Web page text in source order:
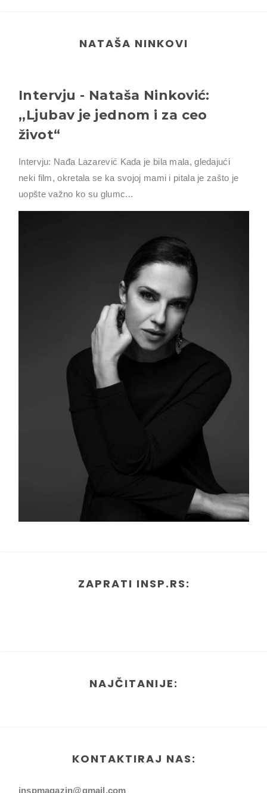
NATAŠA NINKOVI
Intervju - Nataša Ninković:
,,Ljubav je jednom i za ceo
život“
Intervju: Nađa Lazarević Kada je bila mala, gledajući
neki film, okretala se ka svojoj mami i pitala je zašto je
uopšte važno ko su glumc...
ZAPRATI INSP.RS:
NAJČITANIJE:
KONTAKTIRAJ NAS:
inspmagazin@gmail.com